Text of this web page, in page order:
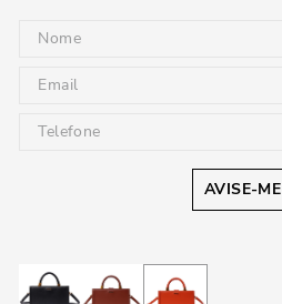
AVISE-ME